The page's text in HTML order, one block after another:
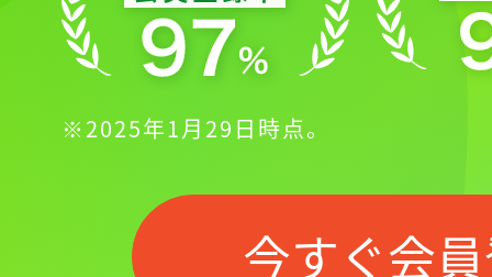
※2025年1月29日時点。
今すぐ会